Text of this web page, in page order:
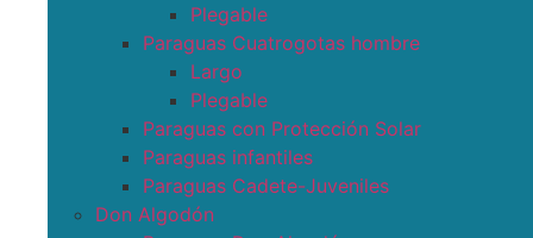
Plegable
Paraguas Cuatrogotas hombre
Largo
Plegable
Paraguas con Protección Solar
Paraguas infantiles
Paraguas Cadete-Juveniles
Don Algodón